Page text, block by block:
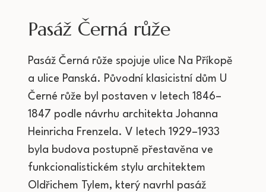
Pasáž Černá růže
Pasáž Černá růže spojuje ulice Na Příkopě
a ulice Panská. Původní klasicistní dům U
Černé růže byl postaven v letech 1846–
1847 podle návrhu architekta Johanna
Heinricha Frenzela. V letech 1929–1933
byla budova postupně přestavěna ve
funkcionalistickém stylu architektem
Oldřichem Tylem, který navrhl pasáž